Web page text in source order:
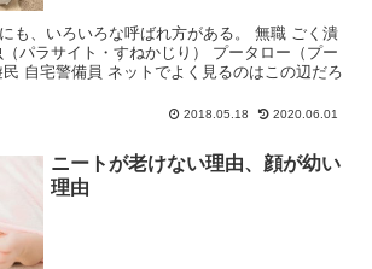
も、いろいろな呼ばれ方がある。 無職 ごく潰
パラサイト・すねかじり） プータロー（プー
自宅警備員 ネットでよく見るのはこの辺だろ
2018.05.18 2020.06.01
ニートが老けない理由、顔が幼い
理由